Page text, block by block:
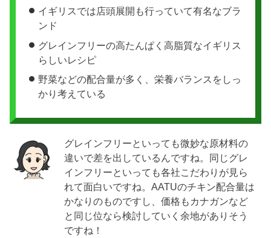
イギリスでは店頭展開も行っていて有名なブラ
ンド
グレインフリーの高たんぱく高脂質なイギリス
らしいレシピ
野菜などの配合量が多く、栄養バランスをしっ
かり考えている
グレインフリーといっても微妙な原材料の
違いで差を出しているんですね。同じグレ
インフリーといっても各社こだわりが見ら
れて面白いですね。AATUのチキン配合量は
かなりのものですし、価格もカナガンなど
と同じ位なら検討していく余地がありそう
ですね！